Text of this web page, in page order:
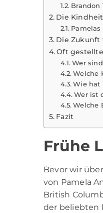
Brandon
Die
Die Zukunft
Oft
Wer
Welche
Wie hat
Wer ist
Welche
Fazit
Frühe
Bevor wir
von Pamela
British
der beliebten